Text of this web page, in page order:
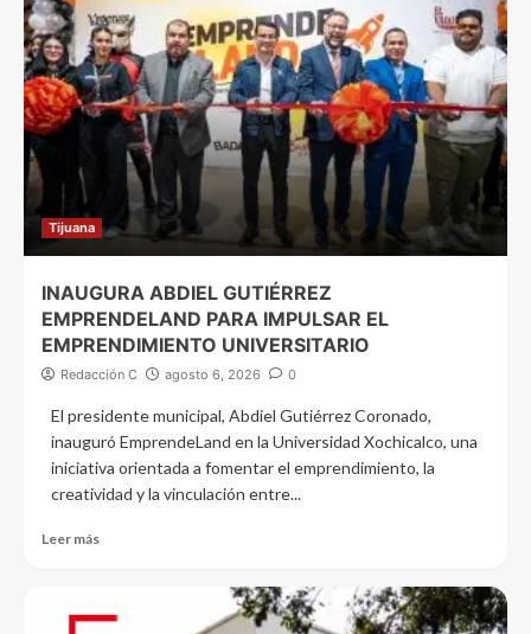
Tijuana
INAUGURA ABDIEL GUTIÉRREZ
EMPRENDELAND PARA IMPULSAR EL
EMPRENDIMIENTO UNIVERSITARIO
Redacción C agosto 6, 2026 0
El presidente municipal, Abdiel Gutiérrez Coronado,
inauguró EmprendeLand en la Universidad Xochicalco, una
iniciativa orientada a fomentar el emprendimiento, la
creatividad y la vinculación entre...
Leer más